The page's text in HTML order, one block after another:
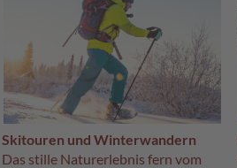
Skitouren und Winterwandern
Das stille Naturerlebnis fern vom